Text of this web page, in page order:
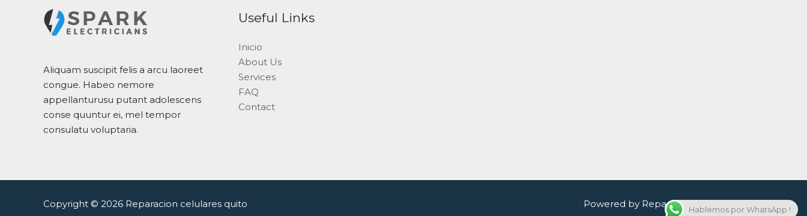
Aliquam suscipit felis a arcu laoreet
congue. Habeo nemore
appellanturusu putant adolescens
conse quuntur ei, mel tempor
consulatu voluptaria.
Useful Links
Inicio
About Us
Services
FAQ
Contact
Copyright © 2026 Reparacion celulares quito Powered by Reparacion celulares quito
Hablemos por WhatsApp !